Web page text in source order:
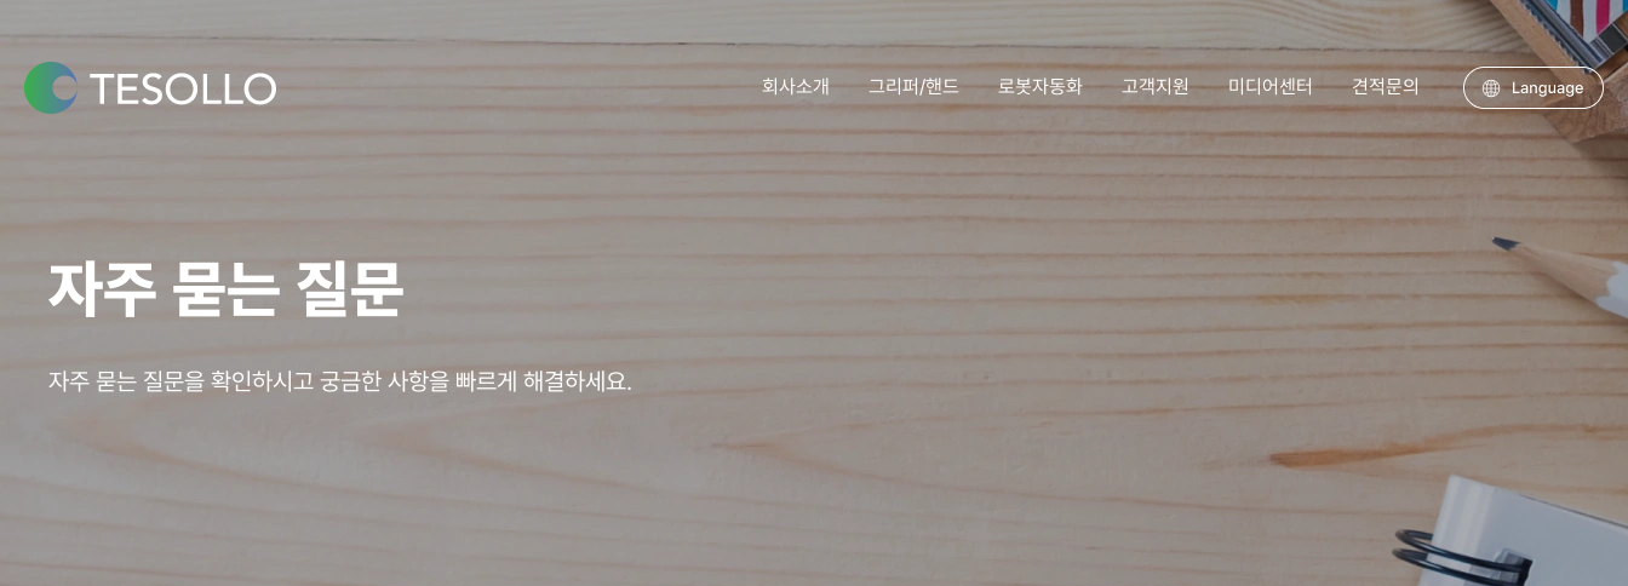
회사소개
그리퍼/핸드 로봇자동화 고객지원 미디어센터 견적문의
자주 묻는 질문
자주 묻는 질문을 확인하시고 궁금한 사항을 빠르게 해결하세요.